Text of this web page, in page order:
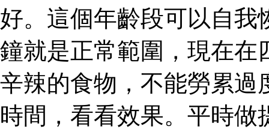
好。這個年齡段可以自我
鐘就是正常範圍，現在在
辛辣的食物，不能勞累過
時間，看看效果。平時